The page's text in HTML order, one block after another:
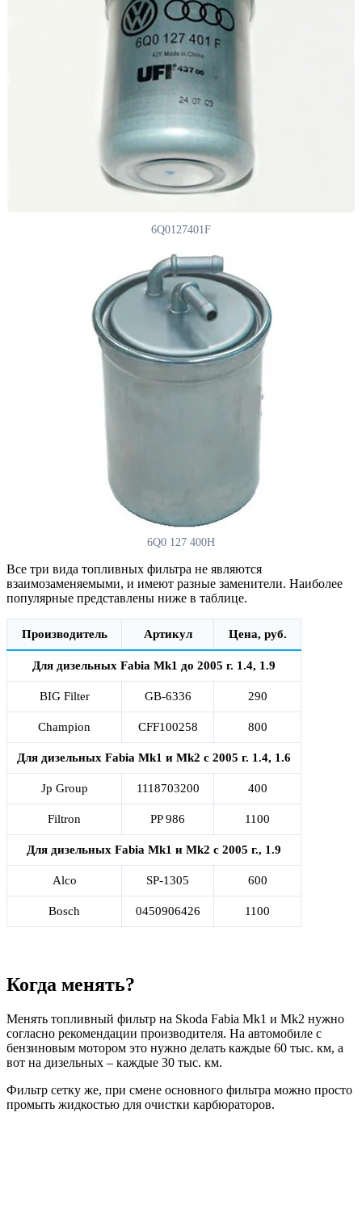
6Q0127401F
6Q0 127 400H
Все три вида топливных фильтра не являются
взаимозаменяемыми, и имеют разные заменители. Наиболее
популярные представлены ниже в таблице.
Производитель Артикул Цена, руб.
Для дизельных Fabia Mk1 до 2005 г. 1.4, 1.9
BIG Filter GB-6336 290
Champion CFF100258 800
Для дизельных Fabia Mk1 и Mk2 с 2005 г. 1.4, 1.6
Jp Group 1118703200 400
Filtron PP 986 1100
Для дизельных Fabia Mk1 и Mk2 с 2005 г., 1.9
Alco SP-1305 600
Bosch 0450906426 1100
Когда менять?
Менять топливный фильтр на Skoda Fabia Mk1 и Mk2 нужно
согласно рекомендации производителя. На автомобиле с
бензиновым мотором это нужно делать каждые 60 тыс. км, а
вот на дизельных – каждые 30 тыс. км.
Фильтр сетку же, при смене основного фильтра можно просто
промыть жидкостью для очистки карбюраторов.